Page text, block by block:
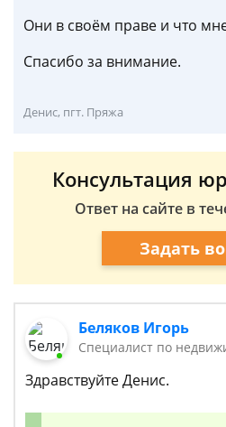
Они в своём праве и что
Спасибо за внимание.
Денис, пгт. Пряжа
Консультация
Ответ на сайте в
Задать
Беляков Игорь
Специалист по
Здравствуйте Денис.